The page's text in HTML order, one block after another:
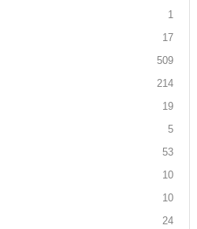
1
17
509
214
19
5
53
10
10
24